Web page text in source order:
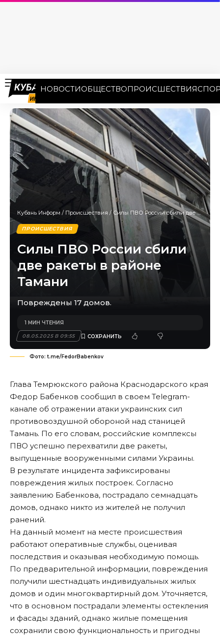
НОВОСТИОБЩЕСТВОПРОИСШЕСТВИЯ
Кубань Информ / Происшествия /Силы ПВО России сбили две ракеты в районе Тамани
ПРОИСШЕСТВИЯ
Силы ПВО России сбили
две ракеты в районе
Тамани
Повреждены 17 домов.
08.05.2025 В 09:55
1 МИН ЧТЕНИЯ
Фото: t.me/FedorBabenkov
Глава Темрюкского района Краснодарского края
Федор Бабенков сообщил в своем Telegram-
канале об отражении атаки украинских сил
противовоздушной обороной над станицей
Тамань. По его словам, российские комплексы
ПВО успешно перехватили две ракеты,
выпущенные вооруженными силами Украины.
В результате инцидента зафиксированы
повреждения жилых построек. Согласно
заявлению Бабенкова, пострадало семнадцать
домов, однако никто из жителей не получил
ранений.
На данный момент на месте происшествия
работают оперативные службы, оценивая
последствия и оказывая необходимую помощь.
По предварительной информации, повреждения
получили шестнадцать индивидуальных жилых
домов и один многоквартирный дом. Уточняется,
что в основном пострадали элементы остекления
и фасады зданий, однако жилые помещения
сохранили свою функциональность и пригодны